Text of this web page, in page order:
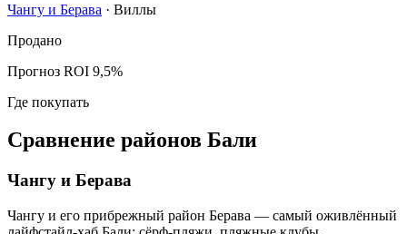
Чангу и Берава · Виллы
Продано
Прогноз ROI 9,5%
Где покупать
Сравнение районов Бали
Чангу и Берава
Чангу и его прибрежный район Берава — самый оживлённый